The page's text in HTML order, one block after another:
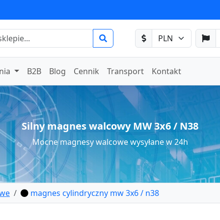
B2B Blog Cennik Transport Kontakt
Silny magnes walcowy MW 3x6 / N38
Mocne magnesy walcowe wysyłane w 24h
magnes cylindryczny mw 3x6 / n38